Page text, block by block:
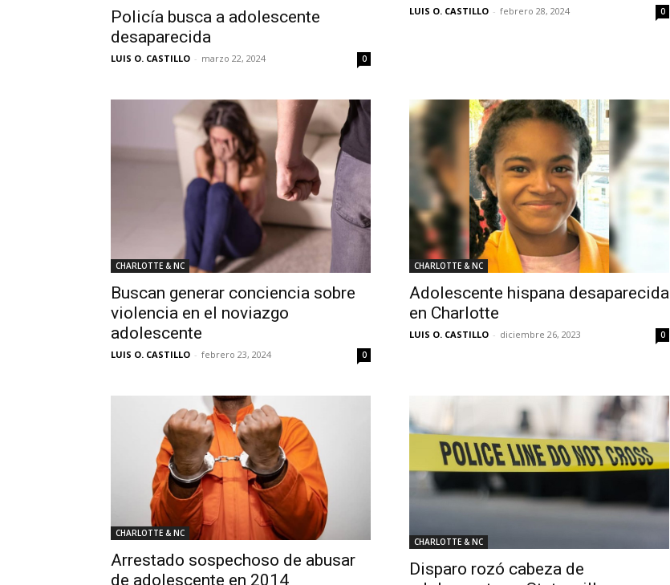
Policía busca a adolescente
desaparecida
LUIS O. CASTILLO - marzo 22, 2024 0
LUIS O. CASTILLO - febrero 28, 2024 0
CHARLOTTE & NC
Buscan generar conciencia sobre
violencia en el noviazgo
adolescente
LUIS O. CASTILLO - febrero 23, 2024 0
CHARLOTTE & NC
Adolescente hispana desaparecida
en Charlotte
LUIS O. CASTILLO - diciembre 26, 2023 0
CHARLOTTE & NC
Arrestado sospechoso de abusar
de adolescente en 2014
CHARLOTTE & NC
Disparo rozó cabeza de